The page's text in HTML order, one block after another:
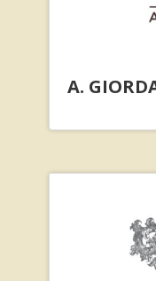
A.